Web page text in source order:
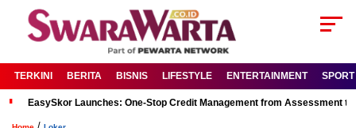
TERKINI BERITA BISNIS LIFESTYLE ENTERTAINMENT SPORT
EasySkor Launches: One-Stop Credit Management from Assessment